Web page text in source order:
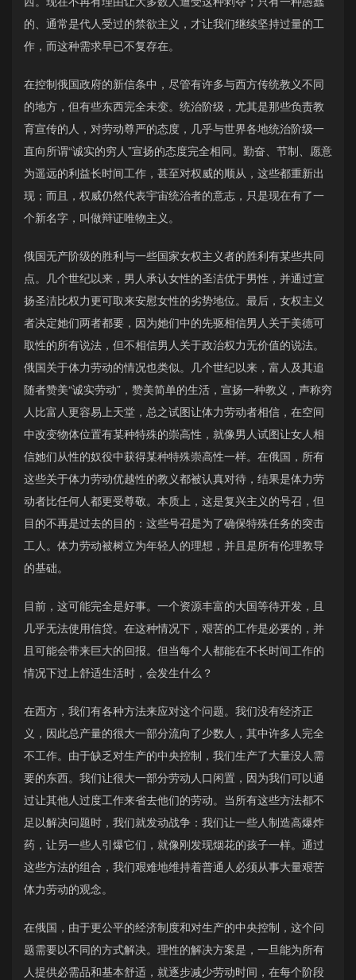
的、通常是代人受过的禁欲主义，才让我们继续坚持过量的工
作，而这种需求早已不复存在。
在控制俄国政府的新信条中，尽管有许多与西方传统教义不同
的地方，但有些东西完全未变。统治阶级，尤其是那些负责教
育宣传的人，对劳动尊严的态度，几乎与世界各地统治阶级一
直向所谓“诚实的穷人”宣扬的态度完全相同。勤奋、节制、愿意
为遥远的利益长时间工作，甚至对权威的顺从，这些都重新出
现；而且，权威仍然代表宇宙统治者的意志，只是现在有了一
个新名字，叫做辩证唯物主义。
俄国无产阶级的胜利与一些国家女权主义者的胜利有某些共同
点。几个世纪以来，男人承认女性的圣洁优于男性，并通过宣
扬圣洁比权力更可取来安慰女性的劣势地位。最后，女权主义
者决定她们两者都要，因为她们中的先驱相信男人关于美德可
取性的所有说法，但不相信男人关于政治权力无价值的说法。
俄国关于体力劳动的情况也类似。几个世纪以来，富人及其追
随者赞美“诚实劳动”，赞美简单的生活，宣扬一种教义，声称穷
人比富人更容易上天堂，总之试图让体力劳动者相信，在空间
中改变物体位置有某种特殊的崇高性，就像男人试图让女人相
信她们从性的奴役中获得某种特殊崇高性一样。在俄国，所有
这些关于体力劳动优越性的教义都被认真对待，结果是体力劳
动者比任何人都更受尊敬。本质上，这是复兴主义的号召，但
目的不再是过去的目的：这些号召是为了确保特殊任务的突击
工人。体力劳动被树立为年轻人的理想，并且是所有伦理教导
的基础。
目前，这可能完全是好事。一个资源丰富的大国等待开发，且
几乎无法使用信贷。在这种情况下，艰苦的工作是必要的，并
且可能会带来巨大的回报。但当每个人都能在不长时间工作的
情况下过上舒适生活时，会发生什么？
在西方，我们有各种方法来应对这个问题。我们没有经济正
义，因此总产量的很大一部分流向了少数人，其中许多人完全
不工作。由于缺乏对生产的中央控制，我们生产了大量没人需
要的东西。我们让很大一部分劳动人口闲置，因为我们可以通
过让其他人过度工作来省去他们的劳动。当所有这些方法都不
足以解决问题时，我们就发动战争：我们让一些人制造高爆炸
药，让另一些人引爆它们，就像刚发现烟花的孩子一样。通过
这些方法的组合，我们艰难地维持着普通人必须从事大量艰苦
体力劳动的观念。
在俄国，由于更公平的经济制度和对生产的中央控制，这个问
题需要以不同的方式解决。理性的解决方案是，一旦能为所有
人提供必需品和基本舒适，就逐步减少劳动时间，在每个阶段